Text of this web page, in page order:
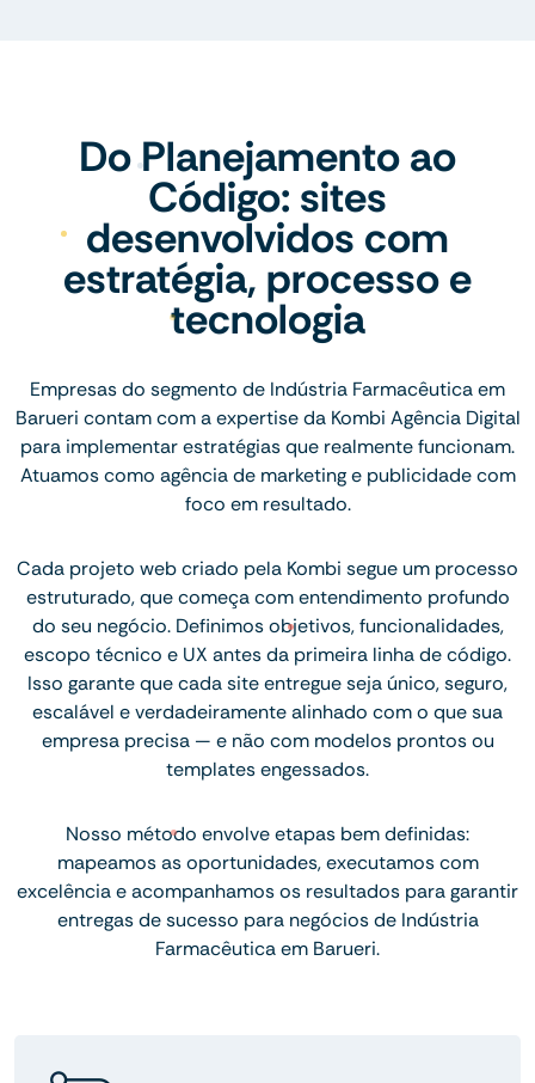
Do Planejamento ao
Código: sites
desenvolvidos com
estratégia, processo e
tecnologia
Empresas do segmento de Indústria Farmacêutica em
Barueri contam com a expertise da Kombi Agência Digital
para implementar estratégias que realmente funcionam.
Atuamos como agência de marketing e publicidade com
foco em resultado.
Cada projeto web criado pela Kombi segue um processo
estruturado, que começa com entendimento profundo
do seu negócio. Definimos objetivos, funcionalidades,
escopo técnico e UX antes da primeira linha de código.
Isso garante que cada site entregue seja único, seguro,
escalável e verdadeiramente alinhado com o que sua
empresa precisa — e não com modelos prontos ou
templates engessados.
Nosso método envolve etapas bem definidas:
mapeamos as oportunidades, executamos com
excelência e acompanhamos os resultados para garantir
entregas de sucesso para negócios de Indústria
Farmacêutica em Barueri.